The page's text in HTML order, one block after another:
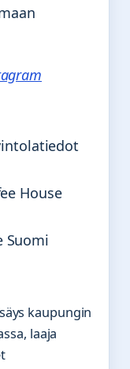
House
Suomi
kaupungin
laaja